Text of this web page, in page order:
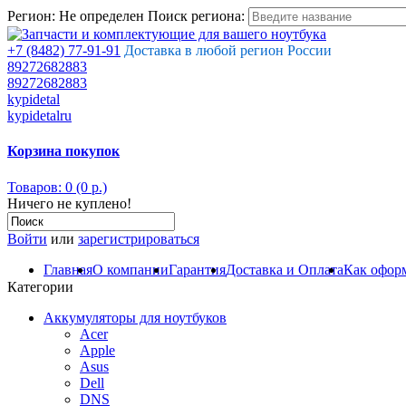
Регион: Не определен Поиск региона:
+7 (8482) 77-91-91 Доставка в любой регион России
89272682883
89272682883
kypidetal
kypidetalru
Корзина покупок
Товаров: 0 (0 р.)
Ничего не куплено!
Войти или зарегистрироваться
ГлавнаяО компанииГарантияДоставка и ОплатаКак
Категории
Аккумуляторы для ноутбуков
Acer
Apple
Asus
Dell
DNS